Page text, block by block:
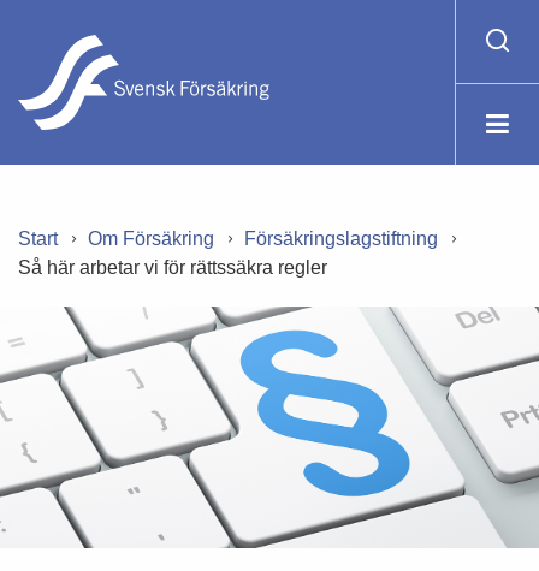
Start Om Försäkring
Försäkringslagstiftning
Så här arbetar vi för rättssäkra regler